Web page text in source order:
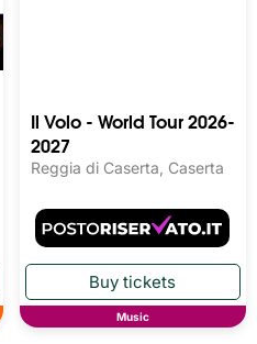
Il Volo - World Tour 2026-
2027
Reggia di Caserta, Caserta
Music